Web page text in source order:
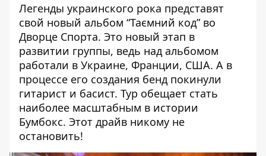
Легенды украинского рока представят
свой новый альбом “Таємний код” во
Дворце Спорта. Это новый этап в
развитии группы, ведь над альбомом
работали в Украине, Франции, США. А в
процессе его создания бенд покинули
гитарист и басист. Тур обещает стать
наиболее масштабным в истории
Бумбокс. Этот драйв никому не
остановить!